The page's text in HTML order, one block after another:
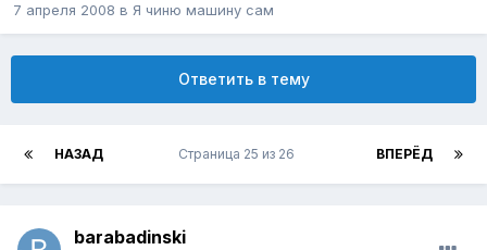
7 апреля 2008 в Я чиню машину сам
Ответить в тему
НАЗАД ВПЕРЁД
Страница 25 из 26
barabadinski